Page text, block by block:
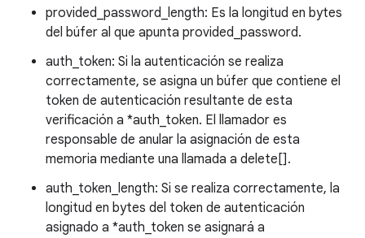
provided_password_length: Es la longitud en bytes
del búfer al que apunta provided_password.
auth_token: Si la autenticación se realiza
correctamente, se asigna un búfer que contiene el
token de autenticación resultante de esta
verificación a *auth_token. El llamador es
responsable de anular la asignación de esta
memoria mediante una llamada a delete[].
auth_token_length: Si se realiza correctamente, la
longitud en bytes del token de autenticación
asignado a *auth_token se asignará a